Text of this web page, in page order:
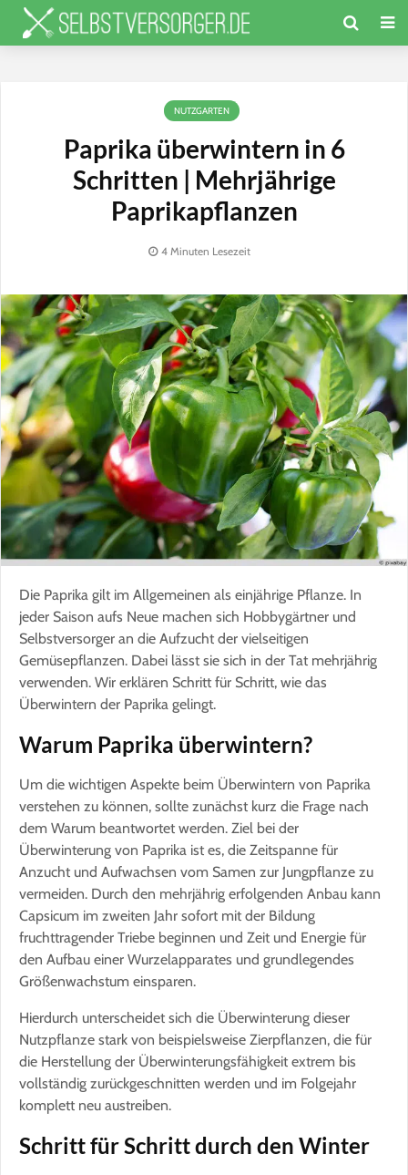
NUTZGARTEN
Paprika überwintern in 6
Schritten | Mehrjährige
Paprikapflanzen
4 Minuten Lesezeit
Die Paprika gilt im Allgemeinen als einjährige Pflanze. In
jeder Saison aufs Neue machen sich Hobbygärtner und
Selbstversorger an die Aufzucht der vielseitigen
Gemüsepflanzen. Dabei lässt sie sich in der Tat mehrjährig
verwenden. Wir erklären Schritt für Schritt, wie das
Überwintern der Paprika gelingt.
Warum Paprika überwintern?
Um die wichtigen Aspekte beim Überwintern von Paprika
verstehen zu können, sollte zunächst kurz die Frage nach
dem Warum beantwortet werden. Ziel bei der
Überwinterung von Paprika ist es, die Zeitspanne für
Anzucht und Aufwachsen vom Samen zur Jungpflanze zu
vermeiden. Durch den mehrjährig erfolgenden Anbau kann
Capsicum im zweiten Jahr sofort mit der Bildung
fruchttragender Triebe beginnen und Zeit und Energie für
den Aufbau einer Wurzelapparates und grundlegendes
Größenwachstum einsparen.
Hierdurch unterscheidet sich die Überwinterung dieser
Nutzpflanze stark von beispielsweise Zierpflanzen, die für
die Herstellung der Überwinterungsfähigkeit extrem bis
vollständig zurückgeschnitten werden und im Folgejahr
komplett neu austreiben.
Schritt für Schritt durch den Winter